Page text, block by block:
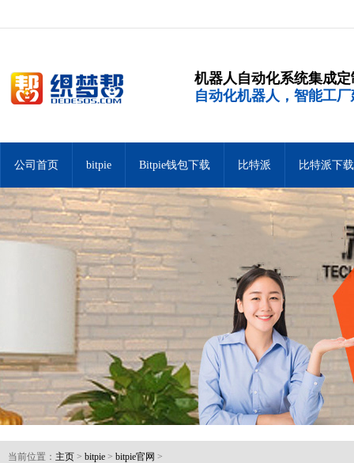
机器人自动化系统集成
自动化机器人，智能工
公司首页 bitpie Bitpie钱包下载 比特派 比特派下载
当前位置： 主页 > bitpie > bitpie官网 >